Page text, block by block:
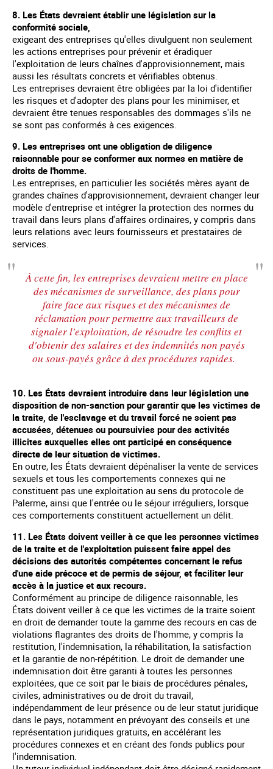
8. Les États devraient établir une législation sur la
conformité sociale,
exigeant des entreprises qu'elles divulguent non seulement
les actions entreprises pour prévenir et éradiquer
l'exploitation de leurs chaînes d'approvisionnement, mais
aussi les résultats concrets et vérifiables obtenus.
Les entreprises devraient être obligées par la loi d'identifier
les risques et d'adopter des plans pour les minimiser, et
devraient être tenues responsables des dommages s'ils ne
se sont pas conformés à ces exigences.
9. Les entreprises ont une obligation de diligence
raisonnable pour se conformer aux normes en matière de
droits de l'homme.
Les entreprises, en particulier les sociétés mères ayant de
grandes chaînes d'approvisionnement, devraient changer leur
modèle d'entreprise et intégrer la protection des normes du
travail dans leurs plans d'affaires ordinaires, y compris dans
leurs relations avec leurs fournisseurs et prestataires de
services.
À cette fin, les entreprises devraient mettre en place
des mécanismes de surveillance, des plans pour
faire face aux risques et des mécanismes de
réclamation pour permettre aux travailleurs de
signaler l'exploitation, de résoudre les conflits et
d'obtenir des salaires et des indemnités non payés
ou sous-payés grâce à des procédures rapides.
10. Les États devraient introduire dans leur législation une
disposition de non-sanction pour garantir que les victimes de
la traite, de l'esclavage et du travail forcé ne soient pas
accusées, détenues ou poursuivies pour des activités
illicites auxquelles elles ont participé en conséquence
directe de leur situation de victimes.
En outre, les États devraient dépénaliser la vente de services
sexuels et tous les comportements connexes qui ne
constituent pas une exploitation au sens du protocole de
Palerme, ainsi que l'entrée ou le séjour irréguliers, lorsque
ces comportements constituent actuellement un délit.
11. Les États doivent veiller à ce que les personnes victimes
de la traite et de l'exploitation puissent faire appel des
décisions des autorités compétentes concernant le refus
d'une aide précoce et de permis de séjour, et faciliter leur
accès à la justice et aux recours.
Conformément au principe de diligence raisonnable, les
États doivent veiller à ce que les victimes de la traite soient
en droit de demander toute la gamme des recours en cas de
violations flagrantes des droits de l'homme, y compris la
restitution, l'indemnisation, la réhabilitation, la satisfaction
et la garantie de non-répétition. Le droit de demander une
indemnisation doit être garanti à toutes les personnes
exploitées, que ce soit par le biais de procédures pénales,
civiles, administratives ou de droit du travail,
indépendamment de leur présence ou de leur statut juridique
dans le pays, notamment en prévoyant des conseils et une
représentation juridiques gratuits, en accélérant les
procédures connexes et en créant des fonds publics pour
l'indemnisation.